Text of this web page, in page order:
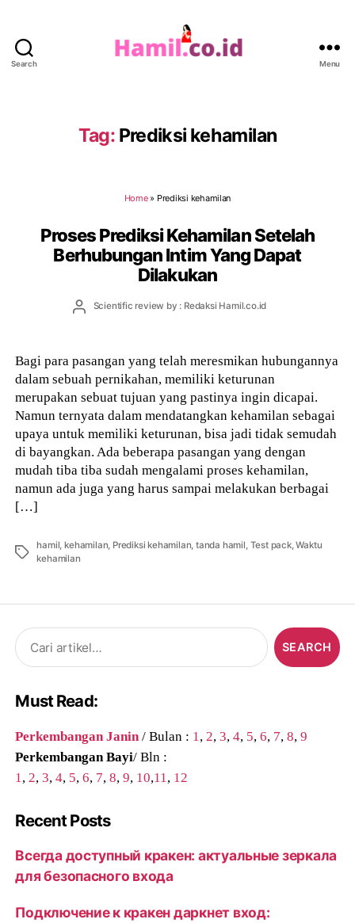
Search Menu
Tag: Prediksi kehamilan
Home» Prediksi kehamilan
Proses Prediksi Kehamilan Setelah
Berhubungan Intim Yang Dapat
Dilakukan
PostScientific review by : Redaksi Hamil.co.id
Bagi para pasangan yang telah meresmikan hubungannya
dalam sebuah pernikahan, memiliki keturunan
merupakan sebuat tujuan yang pastinya ingin dicapai.
Namun ternyata dalam mendatangkan kehamilan sebagai
upaya untuk memiliki keturunan, bisa jadi tidak semudah
di bayangkan. Ada beberapa pasangan yang dengan
mudah tiba tiba sudah mengalami proses kehamilan,
namun ada juga yang harus sampai melakukan berbagai
[…]
Tags
hamil, kehamilan, Prediksi kehamilan,tanda hamil, Test pack,Waktu
kehamilan
Search
for:
Must Read:
Perkembangan Janin / Bulan : 1 , 2,3,4, 5,6, 7,8,9
Perkembangan Bayi/ Bln :
1 , 2,3,4, 5,6, 7,8,9, 10,11 , 12
Recent Posts
Всегда доступный кракен: актуальные зеркала
для безопасного входа
Подключение к кракен даркнет вход: